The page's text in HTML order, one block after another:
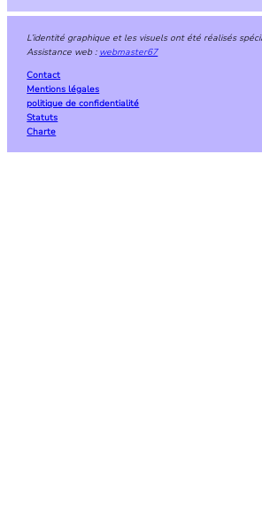
L’identité graphique et les visuels ont été réalisés
Assistance web : webmaster67
Contact
Mentions légales
politique de confidentialité
Statuts
Charte